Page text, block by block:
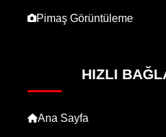
Pimaş Görüntüleme
HIZLI
Ana Sayfa